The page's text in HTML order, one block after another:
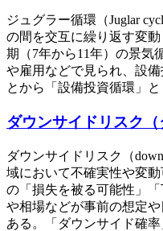
ジュグラー循環（Juglar
の間を交互に繰り返す変
期（7年から11年）の景気
や雇用などで見られ、設
とから「設備投資循環」
ダウンサイドリスク（
ダウンサイドリスク（
域において不確実性や変
の「損失を被る可能性」
や相場などが事前の想定
ある。「ダウンサイド確